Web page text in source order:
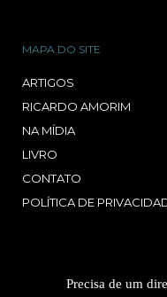
MAPA DO SITE
ARTIGOS
RICARDO AMORIM
NA MÍDIA
LIVRO
CONTATO
POLÍTICA DE
Precisa de um